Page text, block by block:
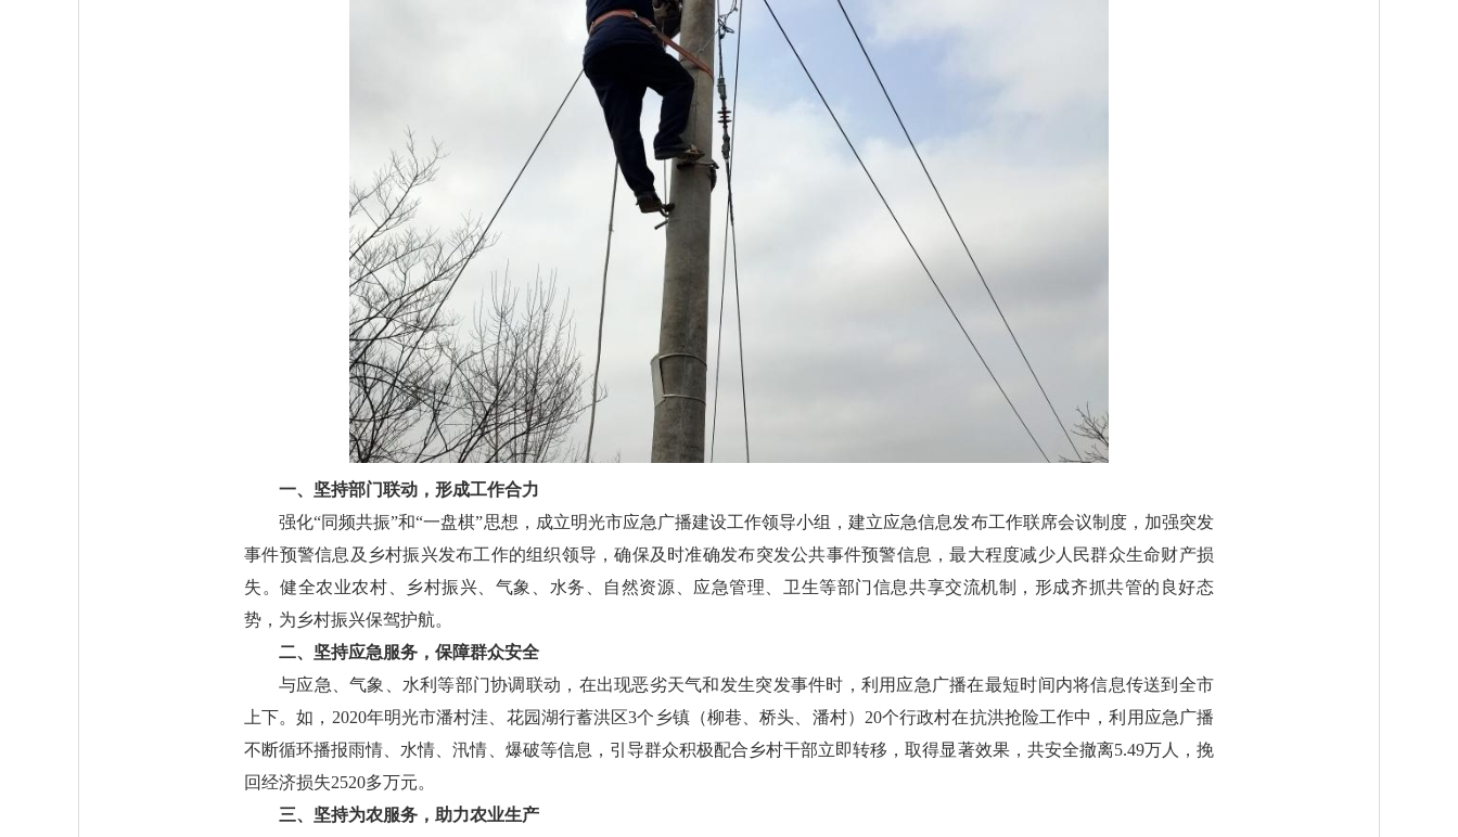
一、坚持部门联动，形成工作合力
强化“同频共振”和“一盘棋”思想，成立明光市应急广播建设工作领导小组，建立应急信息发布工作联席会议制度，加强突发
事件预警信息及乡村振兴发布工作的组织领导，确保及时准确发布突发公共事件预警信息，最大程度减少人民群众生命财产损
失。健全农业农村、乡村振兴、气象、水务、自然资源、应急管理、卫生等部门信息共享交流机制，形成齐抓共管的良好态
势，为乡村振兴保驾护航。
二、坚持应急服务，保障群众安全
与应急、气象、水利等部门协调联动，在出现恶劣天气和发生突发事件时，利用应急广播在最短时间内将信息传送到全市
上下。如，2020年明光市潘村洼、花园湖行蓄洪区3个乡镇（柳巷、桥头、潘村）20个行政村在抗洪抢险工作中，利用应急广播
不断循环播报雨情、水情、汛情、爆破等信息，引导群众积极配合乡村干部立即转移，取得显著效果，共安全撤离5.49万人，挽
回经济损失2520多万元。
三、坚持为农服务，助力农业生产